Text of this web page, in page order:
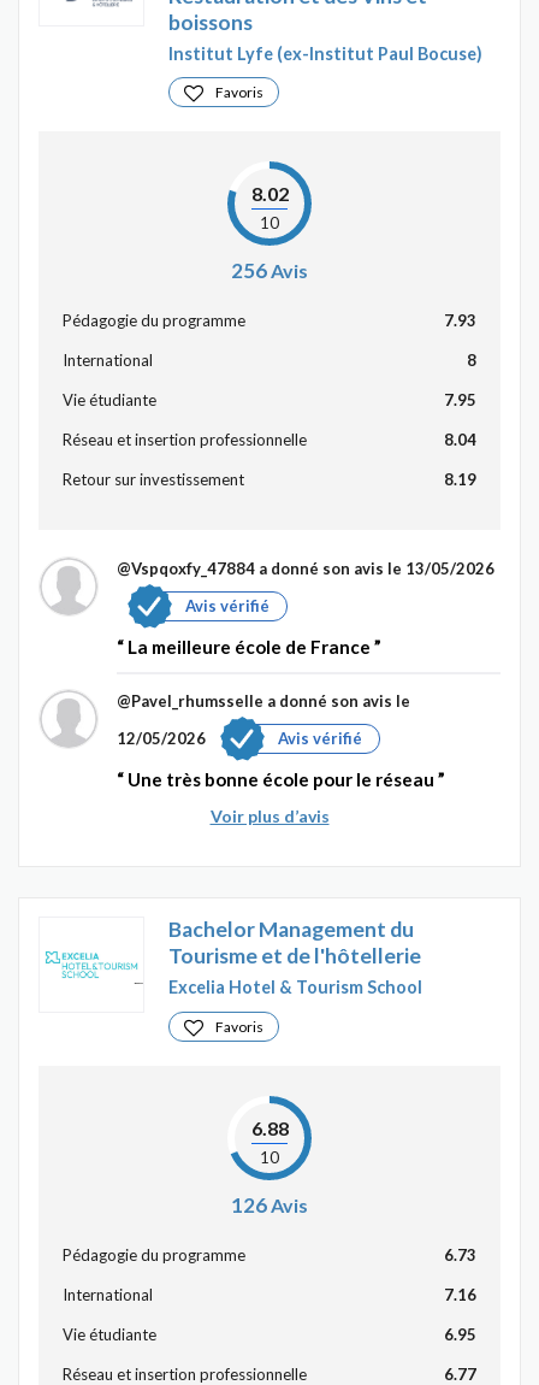
boissons
Institut Lyfe (ex-Institut Paul Bocuse)
Favoris
8.02
10
256Avis
Pédagogie du programme 7.93
International 8
Vie étudiante 7.95
Réseau et insertion professionnelle 8.04
Retour sur investissement 8.19
@Vspqoxfy_47884 a donné son avis le 13/05/2026
Avis vérifié
La meilleure école de France
@Pavel_rhumsselle a donné son avis le
12/05/2026
Avis vérifié
Une très bonne école pour le réseau
Voir plus d’avis
Bachelor Management du
Tourisme et de l'hôtellerie
Excelia Hotel & Tourism School
Favoris
6.88
10
126 Avis
Pédagogie du programme 6.73
International 7.16
Vie étudiante 6.95
Réseau et insertion professionnelle 6.77